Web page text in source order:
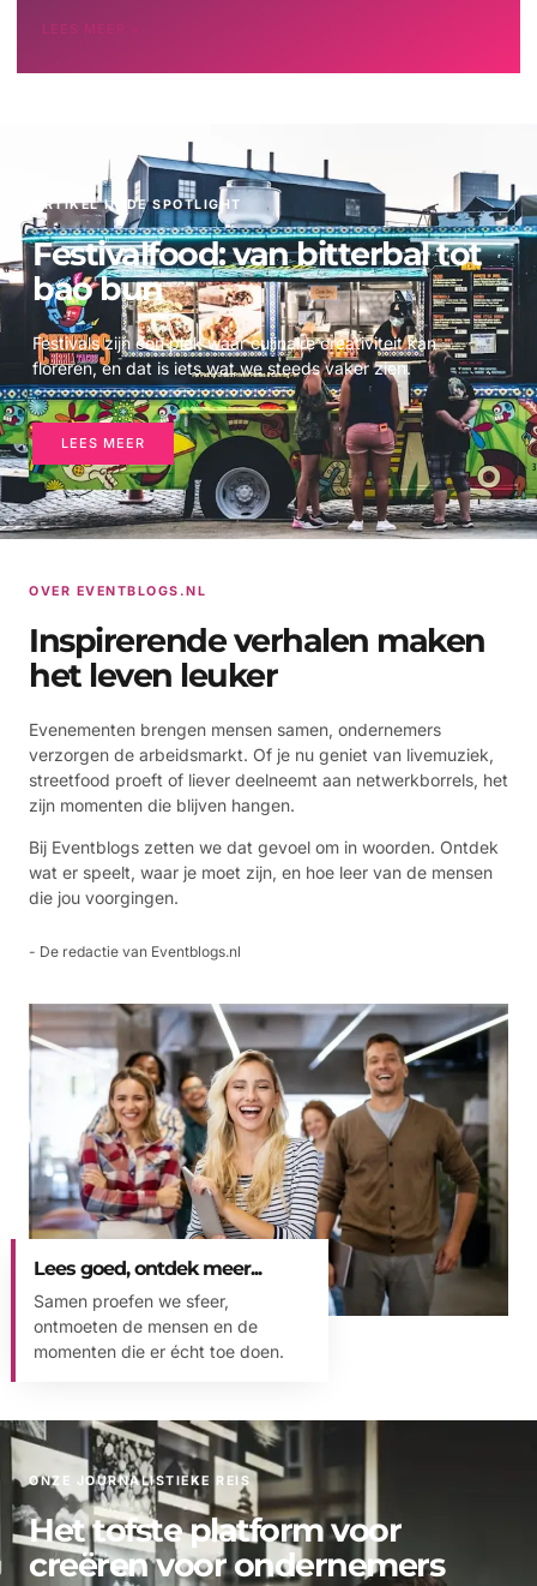
LEES MEER »
ARTIKEL IN DE SPOTLIGHT
Festivalfood: van bitterbal tot
bao bun
Festivals zijn een plek waar culinaire creativiteit kan
floreren, en dat is iets wat we steeds vaker zien.
LEES MEER
Lees goed, ontdek meer...
Samen proefen we sfeer,
ontmoeten de mensen en de
momenten die er écht toe doen.
OVER EVENTBLOGS.NL
Inspirerende verhalen maken
het leven leuker
Evenementen brengen mensen samen, ondernemers
verzorgen de arbeidsmarkt. Of je nu geniet van livemuziek,
streetfood proeft of liever deelneemt aan netwerkborrels, het
zijn momenten die blijven hangen.
Bij Eventblogs zetten we dat gevoel om in woorden. Ontdek
wat er speelt, waar je moet zijn, en hoe leer van de mensen
die jou voorgingen.
- De redactie van Eventblogs.nl
ONZE JOURNALISTIEKE REIS
Het tofste platform voor
creëren voor ondernemers